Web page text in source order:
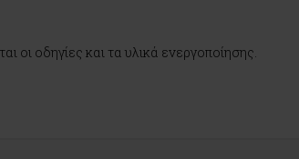
οι οδηγίες και τα υλικά ενεργοποίησης.